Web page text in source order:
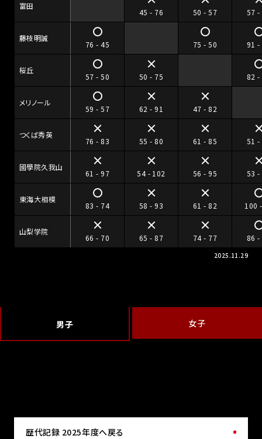
富田
45 - 76 50 - 57 57 -
藤枝明誠
76 - 45 75 - 50 91 -
桜丘
57 - 50 50 - 75 82
メリノール
59 - 57 62 - 91 47 - 82
つくば秀英
76 - 83 55 - 80 61 - 85 51 -
國學院久我山
61 - 97 54 - 102 56 - 95 53 -
東海大相模
83 - 74 58 - 93 61 - 82 100
山梨学院
66 - 70 65 - 87 74 - 77 86
2025.11.29
男子 女子
歴代記録 2025年度へ戻る